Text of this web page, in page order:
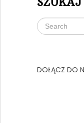
DOŁĄCZ DO